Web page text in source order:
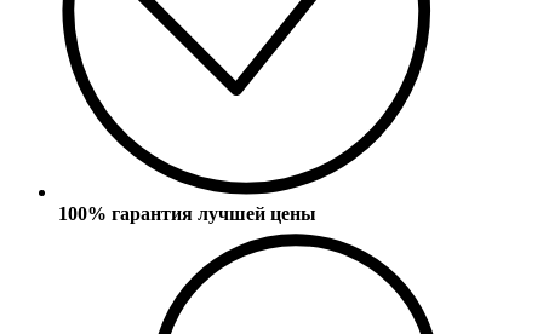
100% гарантия лучшей цены